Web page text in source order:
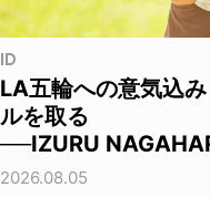
ID
LA五輪への意気込
ルを取る
──IZURU
2026.08.05